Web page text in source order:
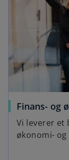
Finans- og
Vi leverer et
økonomi-